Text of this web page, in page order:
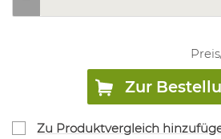
Zur
Zu Produktvergleich